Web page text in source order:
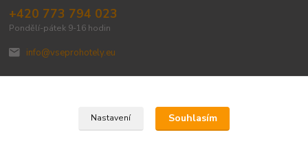
+420 773 794 023
Pondělí-pátek 9-16 hodin
info@vseprohotely.eu
Upravit sběr cookies.
Nastavení Souhlasím